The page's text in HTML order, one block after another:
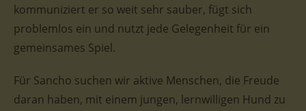
kommuniziert er so weit sehr sauber, fügt sich
problemlos ein und nutzt jede Gelegenheit für ein
gemeinsames Spiel.
Für Sancho suchen wir aktive Menschen, die Freude
daran haben, mit einem jungen, lernwilligen Hund zu